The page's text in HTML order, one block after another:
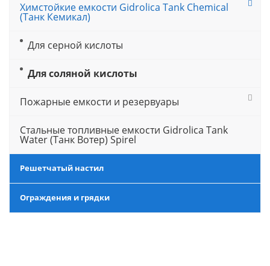
Химстойкие емкости Gidrolica Tank Chemical
(Танк Кемикал)
Для серной кислоты
Для соляной кислоты
Пожарные емкости и резервуары
Стальные топливные емкости Gidrolica Tank
Water (Танк Вотер) Spirel
Решетчатый настил
Ограждения и грядки